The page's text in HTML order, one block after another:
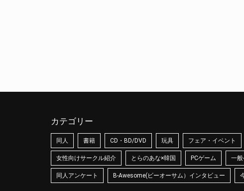
カテゴリー
同人 書籍 CD・BD/DVD 玩具 フェア・イベント
女性向けサークル紹介 とらのあな×韓国 PCゲーム 一般
同人アンケート B-Awesome(ビーオーサム）インタビュー